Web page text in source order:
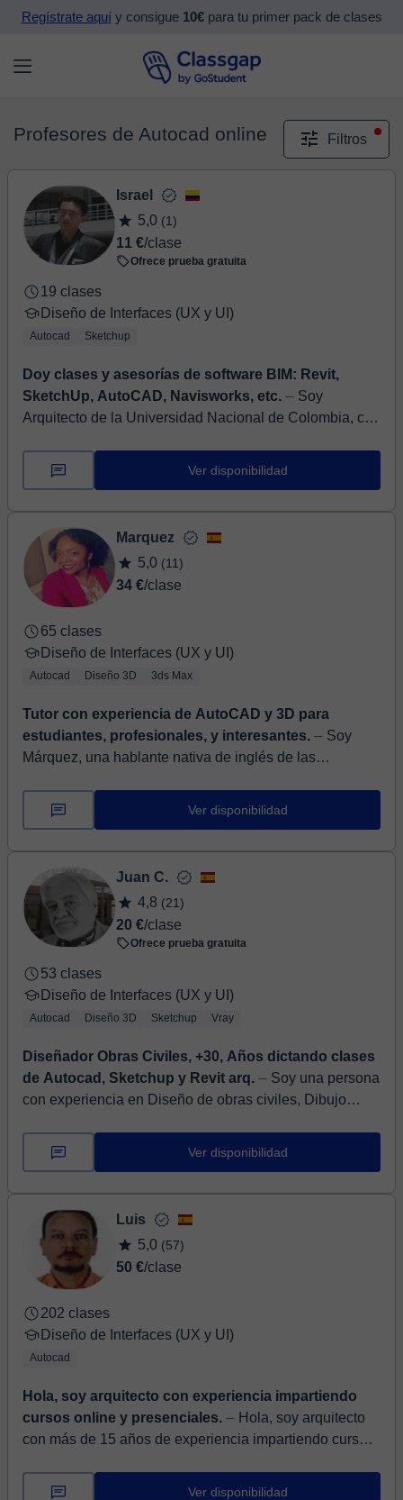
Regístrate aquíy consigue 10€para tu primer pack de clases
Profesores de Autocad online Filtros
Israel
5,0 (1)
11 €/clase
Ofrece prueba gratuita
19 clases
Diseño de Interfaces (UX y UI)
Autocad Sketchup
Doy clases y asesorías de software BIM: Revit,
SketchUp, AutoCAD, Navisworks, etc. ⏤ Soy
Arquitecto de la Universidad Nacional de Colombia, con
vivienda y construcción, con experien...
Ver disponibilidad
Marquez
5,0 (11)
34 €/clase
65 clases
Diseño de Interfaces (UX y UI)
Autocad Diseño 3D 3ds Max
Tutor con experiencia de AutoCAD y 3D para
estudiantes, profesionales, y interesantes. ⏤ Soy
Márquez, una hablante nativa de inglés de las
proyectos que actualmente reside en Barcelona....
Ver disponibilidad
Juan C.
4,8 (21)
20 €/clase
Ofrece prueba gratuita
53 clases
Diseño de Interfaces (UX y UI)
Autocad Diseño 3D Sketchup Vray
Diseñador Obras Civiles, +30, Años dictando clases
de Autocad, Sketchup y Revit arq. ⏤ Soy una persona
con experiencia en Diseño de obras civiles, Dibujo
arquitectura y con ma...
Ver disponibilidad
Luis
5,0 (57)
50 €/clase
202 clases
Diseño de Interfaces (UX y UI)
Autocad
Hola, soy arquitecto con experiencia impartiendo
cursos online y presenciales. ⏤ Hola, soy arquitecto
con más de 15 años de experiencia impartiendo cursos
online e InCompany, as...
Ver disponibilidad